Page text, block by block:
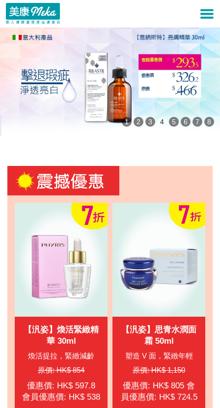
1 2 3 4 5 6 7 8
【汎姿】煥活緊緻精
華 30ml
煥活提拉，緊緻減齡
原價: HK$ 854
優惠價: HK$ 597.8
會員優惠價: HK$ 538
【汎姿】思青水潤面
霜 50ml
塑造 V 面，緊緻年輕
原價: HK$ 1,150
優惠價: HK$ 805 會
員優惠價: HK$ 724.5